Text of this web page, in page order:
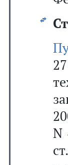
N